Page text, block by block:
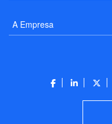
A Empresa